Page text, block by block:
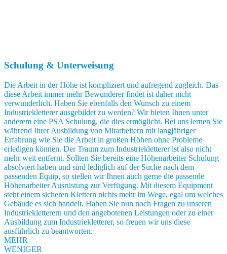
Schulung & Unterweisung
Die Arbeit in der Höhe ist kompliziert und aufregend zugleich. Das
diese Arbeit immer mehr Bewunderer findet ist daher nicht
verwunderlich. Haben Sie ebenfalls den Wunsch zu einem
Industriekletterer ausgebildet zu werden? Wir bieten Ihnen unter
anderem eine PSA Schulung, die dies ermöglicht. Bei uns lernen Sie
während Ihrer Ausbildung von Mitarbeitern mit langjähriger
Erfahrung wie Sie die Arbeit in großen Höhen ohne Probleme
erledigen können. Der Traum zum Industriekletterer ist also nicht
mehr weit entfernt. Sollten Sie bereits eine Höhenarbeiter Schulung
absolviert haben und sind lediglich auf der Suche nach dem
passenden Equip, so stellen wir Ihnen auch gerne die passende
Höhenarbeiter Ausrüstung zur Verfügung. Mit diesem Equipment
steht einem sicheren Klettern nichts mehr im Wege, egal um welches
Gebäude es sich handelt. Haben Sie nun noch Fragen zu unseren
Industriekletterern und den angebotenen Leistungen oder zu einer
Ausbildung zum Industriekletterer, so freuen wir uns diese
ausführlich zu beantworten.
MEHR
WENIGER